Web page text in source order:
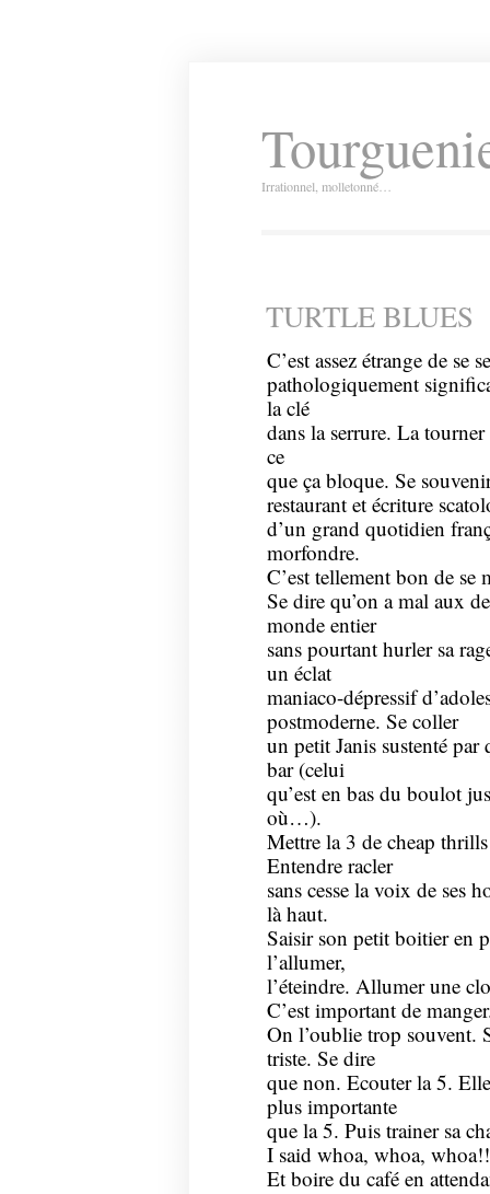
Irrationnel, molletonné…
TURTLE BLUES
C’est assez étrange de se
pathologiquement
la clé
dans la serrure. La
ce
que ça bloque. Se
restaurant et écriture
d’un grand quotidien
morfondre.
C’est tellement bon de se
Se dire qu’on a mal aux
monde entier
sans pourtant hurler sa
un éclat
maniaco-dépressif
postmoderne. Se coller
un petit Janis sustenté par
bar (celui
qu’est en bas du boulot
où…).
Mettre la 3 de cheap
Entendre racler
sans cesse la voix de ses
là haut.
Saisir son petit boitier en
l’allumer,
l’éteindre. Allumer une
C’est important de
On l’oublie trop souvent.
triste. Se dire
que non. Ecouter la 5.
plus importante
que la 5. Puis trainer sa
I said whoa, whoa, whoa!!
Et boire du café en